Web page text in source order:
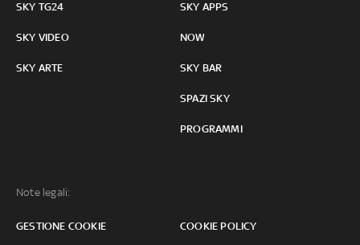
SKY TG24
SKY VIDEO
SKY ARTE
SKY APPS
NOW
SKY BAR
SPAZI SKY
PROGRAMMI
Note legali:
GESTIONE COOKIE COOKIE POLICY